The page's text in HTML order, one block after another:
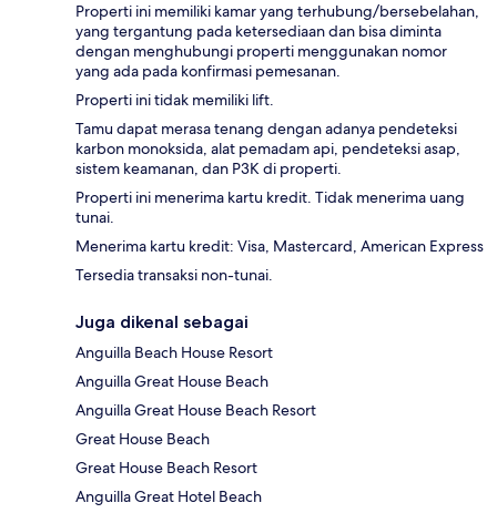
Properti ini memiliki kamar yang terhubung/bersebelahan,
yang tergantung pada ketersediaan dan bisa diminta
dengan menghubungi properti menggunakan nomor
yang ada pada konfirmasi pemesanan.
Properti ini tidak memiliki lift.
Tamu dapat merasa tenang dengan adanya pendeteksi
karbon monoksida, alat pemadam api, pendeteksi asap,
sistem keamanan, dan P3K di properti.
Properti ini menerima kartu kredit. Tidak menerima uang
tunai.
Menerima kartu kredit: Visa, Mastercard, American Express
Tersedia transaksi non-tunai.
Juga dikenal sebagai
Anguilla Beach House Resort
Anguilla Great House Beach
Anguilla Great House Beach Resort
Great House Beach
Great House Beach Resort
Anguilla Great Hotel Beach